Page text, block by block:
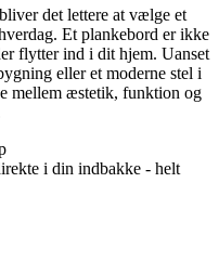
det lettere at vælge et
Et plankebord er ikke
flytter ind i dit hjem. Uanset
eller et moderne stel i
mellem æstetik, funktion og
i din indbakke - helt